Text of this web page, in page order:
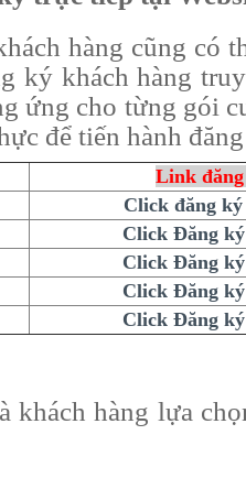
hàng cũng có
ký khách hàng
ứng cho từng gói
để tiến hành
Link
Click đăng
Click Đăng
Click Đăng
Click Đăng
Click Đăng
khách hàng lựa